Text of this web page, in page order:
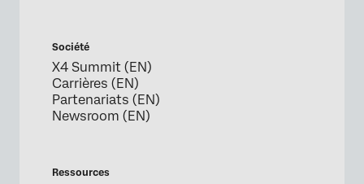
Société
X4 Summit (EN)
Carrières (EN)
Partenariats (EN)
Newsroom (EN)
Ressources